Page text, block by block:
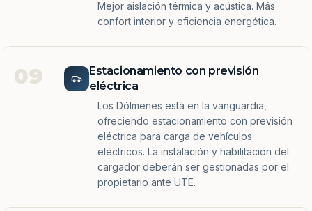
Mejor aislación térmica y acústica. Más
confort interior y eficiencia energética.
09
Estacionamiento con previsión
eléctrica
Los Dólmenes está en la vanguardia,
ofreciendo estacionamiento con previsión
eléctrica para carga de vehículos
eléctricos. La instalación y habilitación del
cargador deberán ser gestionadas por el
propietario ante UTE.